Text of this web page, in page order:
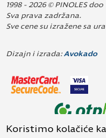
1998 - 2026 © PINOLES doo
Sva prava zadržana.
Sve cene su izražene sa
Dizajn i izrada:Avokado
Koristimo kolačiće